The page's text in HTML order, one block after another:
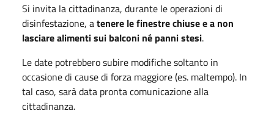
Si invita la cittadinanza, durante le operazioni di
disinfestazione, atenere le finestre chiuse e a non
lasciare alimenti sui balconi né panni stesi.
Le date potrebbero subire modifiche soltanto in
occasione di cause di forza maggiore (es. maltempo). In
tal caso, sarà data pronta comunicazione alla
cittadinanza.